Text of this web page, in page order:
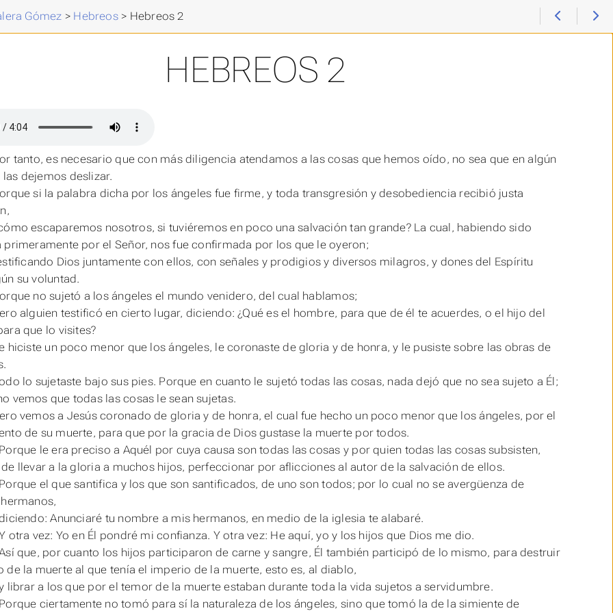
Gómez > Hebreos> Hebreos 2
HEBREOS 2
tanto, es necesario que con más diligencia atendamos a las cosas que hemos oído, no sea que en algún
dejemos deslizar.
si la palabra dicha por los ángeles fue firme, y toda transgresión y desobediencia recibió justa
escaparemos nosotros, si tuviéremos en poco una salvación tan grande? La cual, habiendo sido
primeramente por el Señor, nos fue confirmada por los que leoyeron;
Dios juntamente con ellos, con señales y prodigios y diversos milagros, y dones del Espíritu
su voluntad.
no sujetó a los ángeles el mundo venidero, del cual hablamos;
alguien testificó en cierto lugar, diciendo: ¿Qué es el hombre, para que de él te acuerdes, o el hijo del
que lo visites?
hiciste un poco menor que los ángeles, le coronaste de gloria y de honra, y le pusiste sobre las obras de
lo sujetaste bajo sus pies. Porque en cuanto le sujetó todas las cosas, nada dejó que no sea sujeto a Él;
vemos que todas las cosas le sean sujetas.
vemos a Jesús coronado de gloria y de honra, el cual fue hecho un poco menor que los ángeles, por el
de su muerte, para que por la gracia de Dios gustase la muerte por todos.
le era preciso a Aquél por cuya causason todas las cosas y por quien todas las cosas subsisten,
llevar a la gloria a muchos hijos, perfeccionar por aflicciones al autor de la salvación de ellos.
el que santifica y los que son santificados, de unoson todos; por lo cual no se avergüenza de
Anunciaré tu nombre a mis hermanos, en medio de la iglesia te alabaré.
otra vez: Yo en Él pondré mi confianza. Y otra vez: He aquí, yo y los hijos que Dios me dio.
que, por cuanto los hijos participaron de carne y sangre, Él también participó de lo mismo, para destruir
de la muerte al que tenía el imperio de la muerte, esto es, al diablo,
librar a los que por el temor de la muerte estaban durante toda la vida sujetos a servidumbre.
ciertamente no tomó para sí la naturaleza delos ángeles, sino que tomó la de la simiente de